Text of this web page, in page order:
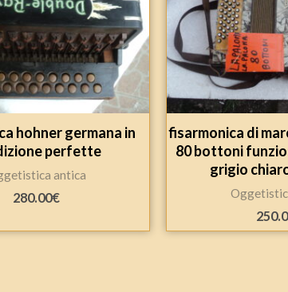
hohner germana in
perfette
antica
280.00€
fisarmonica di
80 bottoni
grigio